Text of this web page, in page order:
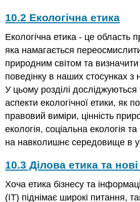
10.2 Екологічна етика
Екологічна етика - це область
яка намагається
природним світом та
поведінку в наших стосунках з
У цьому розділі досліджуються
аспекти екологічної етики, як
правовий виміри, цінність
екологія, соціальна екологія та
на навколишнє середовище в
10.3 Ділова етика та нові
Хоча етика бізнесу та
(ІТ) піднімає широкі питання,